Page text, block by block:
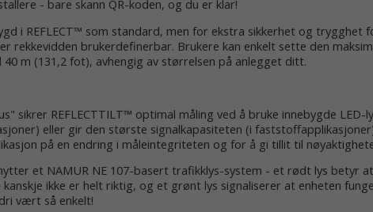
- bare skann QR-koden, og du er klar!
i REFLECT™ som standard, men for ekstra sikkerhet og trygghet
rekkevidden brukerdefinerbar. Brukere kan enkelt sette den
40 m (131,2 fot), avhengig av størrelsen på anlegget ditt.
sikrer REFLECTTILT™ optimal måling ved å bruke innebygde LED-
eller gir den største signalkapasiteten (i
på en endring i måleintegriteten og for å gi tillit til
et NAMUR NE 107-basert trafikklys-system - et rødt lys betyr
kanskje ikke er helt riktig, og et grønt lys signaliserer at enheten
vært så enkelt!